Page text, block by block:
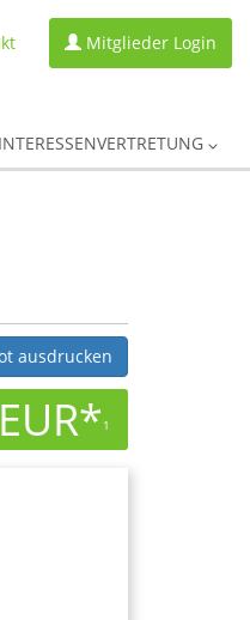
Mitglieder Login
INTERESSENVERTRETUNG
ausdrucken
1